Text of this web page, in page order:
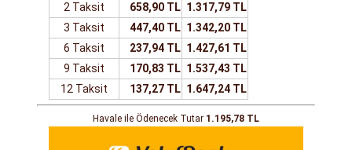
2 Taksit
658,90 TL 1.317,79 TL
3 Taksit
447,40 TL 1.342,20 TL
6 Taksit
237,94 TL 1.427,61 TL
9 Taksit
170,83 TL 1.537,43 TL
12 Taksit
137,27 TL 1.647,24 TL
Havale ile Ödenecek Tutar 1.195,78 TL